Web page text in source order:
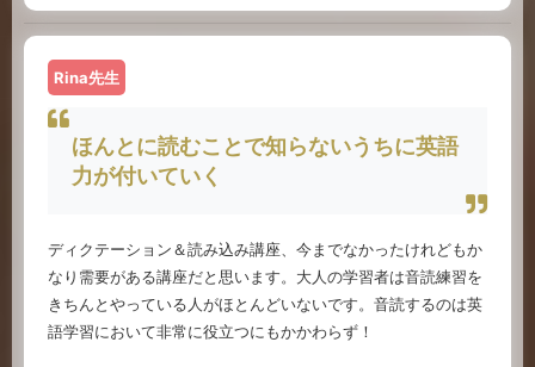
では病院での医療英語に従事。日経Next1000銘柄メドピア
との医療従事者向けのWebTV番組の企画・開発。講師とし
ても出演）
Rina先生
ほんとに読むことで知らないうちに英語
力が付いていく
ディクテーション＆読み込み講座、今までなかったけれどもか
なり需要がある講座だと思います。大人の学習者は音読練習を
きちんとやっている人がほとんどいないです。音読するのは英
語学習において非常に役立つにもかかわらず！